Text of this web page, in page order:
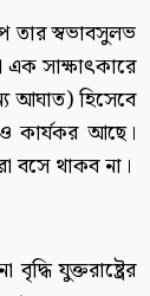
তার স্বভাবসুলভ
এক সাক্ষাৎকারে
আঘাত) হিসেবে
কার্যকর আছে।
বসে থাকব না।
যুক্তরাষ্ট্রের